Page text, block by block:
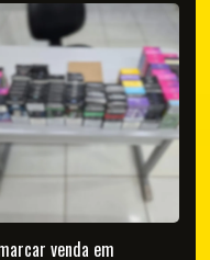
venda em